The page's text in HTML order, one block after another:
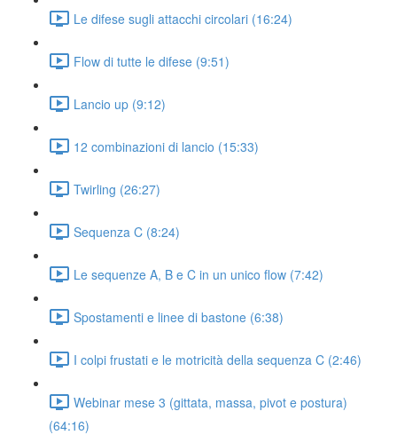
Le difese sugli attacchi circolari (16:24)
Flow di tutte le difese (9:51)
Lancio up (9:12)
12 combinazioni di lancio (15:33)
Twirling (26:27)
Sequenza C (8:24)
Le sequenze A, B e C in un unico flow (7:42)
Spostamenti e linee di bastone (6:38)
I colpi frustati e le motricità della sequenza C (2:46)
Webinar mese 3 (gittata, massa, pivot e postura)
(64:16)